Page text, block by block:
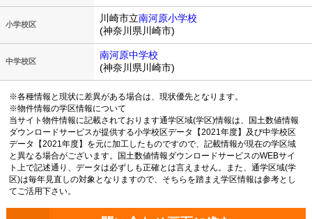
小学校区
川崎市立南河原小学校
(神奈川県川崎市)
中学校区
南河原中学校
(神奈川県川崎市)
※各種情報と現状に差異がある場合は、現状優先となります。
※物件情報の学区情報について
当サイト物件情報に記載されております通学区域(学区)情報は、国土数値情報
ダウンロードサービスが提供する小学校区データ【2021年度】及び中学校区
データ【2021年度】を元に加工したものですので、記載情報が現在の学区域
と異なる場合がございます。国土数値情報ダウンロードサービスのWEBサイ
ト上で記述通り、データは必ずしも正確とは言えません。また、通学区域(学
区)は毎年見直しの対象となりますので、そちらを踏まえ学区情報は参考とし
てご活用下さい。